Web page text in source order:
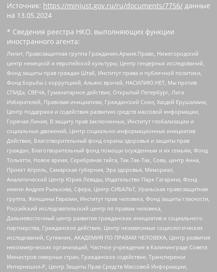
Источник: https://minjust.gov.ru/ru/documents/7756/ данные
на 13.05.2024
* Сведения реестра НКО, выполняющих функции
иностранного агента:
Лилит, Правозащитная группа Гражданин.Армия.Право, Нижегородский
центр немецкой и европейской культуры, Центр гендерных исследований,
Фонд защиты прав граждан Штаб, Институт права и публичной политики,
Фонд борьбы с коррупцией, Альянс врачей, НАСИЛИЮ.НЕТ, Мы против
СПИДа, СВЕЧА, Гуманитарное действие, Открытый Петербург, Лига
Избирателей, Правовая инициатива, Гражданский Союз, Хасдей Ерушалаим,
Центр поддержки и содействия развитию средств массовой информации,
Горячая Линия, В защиту прав заключенных, Институт глобализации и
социальных движений, Центр социально-информационных инициатив
Действие, Благотворительный фонд охраны здоровья и защиты прав
граждан, Благотворительный фонд помощи осужденным и их семьям, Фонд
Тольятти, Новое время, Серебряная тайга, Так-Так-Так, Сова, центр Анна,
Проект Апрель, Самарская губерния, Эра здоровья, Мемориал,
Аналитический Центр Юрия Левады, Издательство Парк Гагарина, Фонд
имени Андрея Рылькова, Сфера, Центр СИБАЛЬТ, Уральская правозащитная
группа, Женщины Евразии, Институт прав человека, Фонд защиты гласности,
Российский исследовательский центр по правам человека,
Дальневосточный центр развития гражданских инициатив и социального
партнерства, Гражданское действие, Центр независимых социологических
исследований, Сутяжник, АКАДЕМИЯ ПО ПРАВАМ ЧЕЛОВЕКА, Центр развития
некоммерческих организаций, Частное учреждение в Калининграде Совета
Министров северных стран, Гражданское содействие, Трансперенси
Интернешнл-Р, Центр Защиты Прав Средств Массовой Информации,